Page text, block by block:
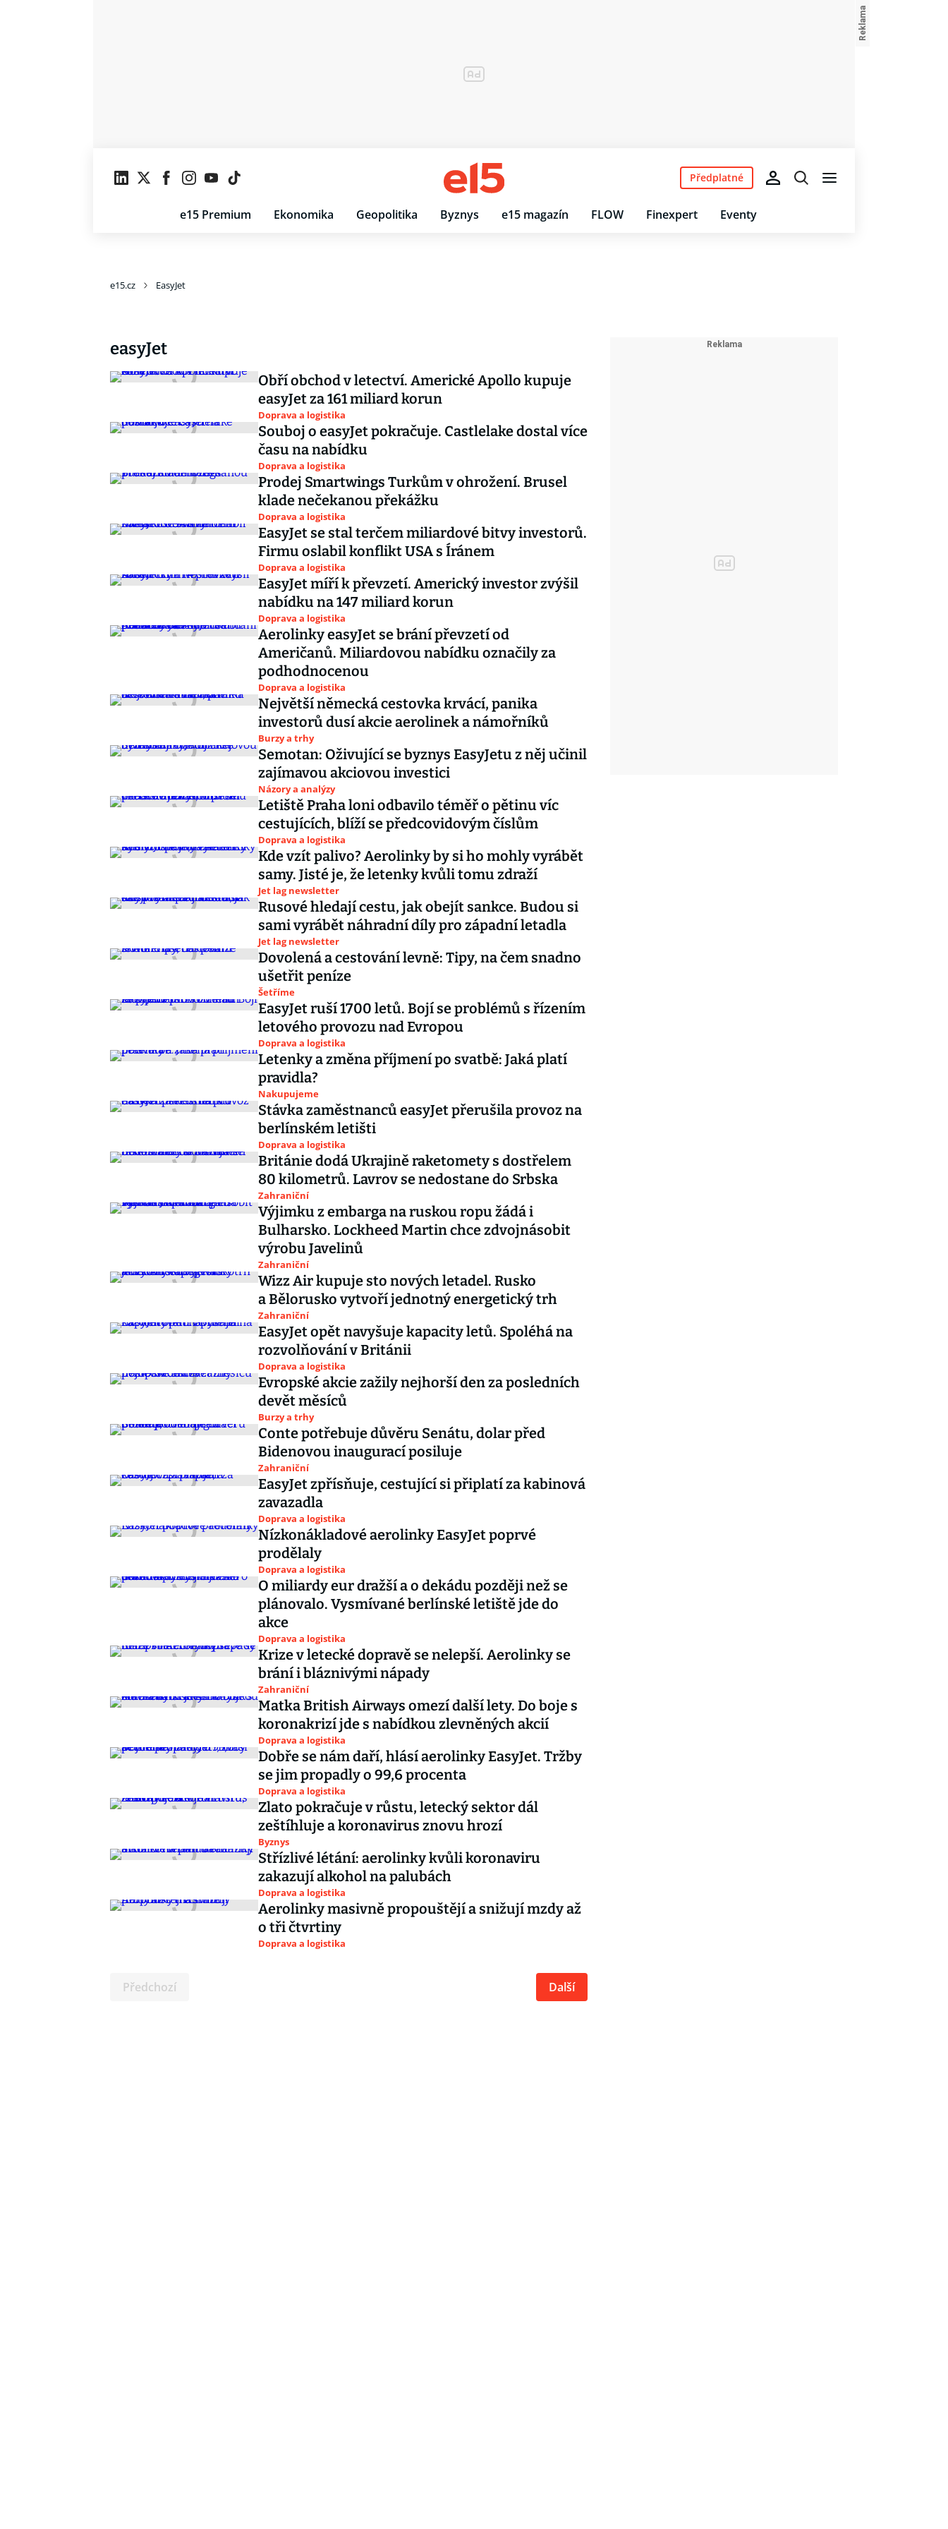
e15 Premium Ekonomika Geopolitika Byznys e15 magazín FLOW Finexpert Eventy
Předplatné
e15.cz EasyJet
easyJet
Obří obchod v letectví. Americké Apollo kupuje
easyJet za 161 miliard korun
Doprava a logistika
Souboj o easyJet pokračuje. Castlelake dostal více
času na nabídku
Doprava a logistika
Prodej Smartwings Turkům v ohrožení. Brusel
klade nečekanou překážku
Doprava a logistika
EasyJet se stal terčem miliardové bitvy investorů.
Firmu oslabil konflikt USA s Íránem
Doprava a logistika
EasyJet míří k převzetí. Americký investor zvýšil
nabídku na 147 miliard korun
Doprava a logistika
Aerolinky easyJet se brání převzetí od
Američanů. Miliardovou nabídku označily za
podhodnocenou
Doprava a logistika
Největší německá cestovka krvácí, panika
investorů dusí akcie aerolinek a námořníků
Burzy a trhy
Semotan: Oživující se byznys EasyJetu z něj učinil
zajímavou akciovou investici
Názory a analýzy
Letiště Praha loni odbavilo téměř o pětinu víc
cestujících, blíží se předcovidovým číslům
Doprava a logistika
Kde vzít palivo? Aerolinky by si ho mohly vyrábět
samy. Jisté je, že letenky kvůli tomu zdraží
Jet lag newsletter
Rusové hledají cestu, jak obejít sankce. Budou si
sami vyrábět náhradní díly pro západní letadla
Jet lag newsletter
Dovolená a cestování levně: Tipy, na čem snadno
ušetřit peníze
Šetříme
EasyJet ruší 1700 letů. Bojí se problémů s řízením
letového provozu nad Evropou
Doprava a logistika
Letenky a změna příjmení po svatbě: Jaká platí
pravidla?
Nakupujeme
Stávka zaměstnanců easyJet přerušila provoz na
berlínském letišti
Doprava a logistika
Británie dodá Ukrajině raketomety s dostřelem
80 kilometrů. Lavrov se nedostane do Srbska
Zahraniční
Výjimku z embarga na ruskou ropu žádá i
Bulharsko. Lockheed Martin chce zdvojnásobit
výrobu Javelinů
Zahraniční
Wizz Air kupuje sto nových letadel. Rusko
a Bělorusko vytvoří jednotný energetický trh
Zahraniční
EasyJet opět navyšuje kapacity letů. Spoléhá na
rozvolňování v Británii
Doprava a logistika
Evropské akcie zažily nejhorší den za posledních
devět měsíců
Burzy a trhy
Conte potřebuje důvěru Senátu, dolar před
Bidenovou inaugurací posiluje
Zahraniční
EasyJet zpřísňuje, cestující si připlatí za kabinová
zavazadla
Doprava a logistika
Nízkonákladové aerolinky EasyJet poprvé
prodělaly
Doprava a logistika
O miliardy eur dražší a o dekádu později než se
plánovalo. Vysmívané berlínské letiště jde do
akce
Doprava a logistika
Krize v letecké dopravě se nelepší. Aerolinky se
brání i bláznivými nápady
Zahraniční
Matka British Airways omezí další lety. Do boje s
koronakrizí jde s nabídkou zlevněných akcií
Doprava a logistika
Dobře se nám daří, hlásí aerolinky EasyJet. Tržby
se jim propadly o 99,6 procenta
Doprava a logistika
Zlato pokračuje v růstu, letecký sektor dál
zeštíhluje a koronavirus znovu hrozí
Byznys
Střízlivé létání: aerolinky kvůli koronaviru
zakazují alkohol na palubách
Doprava a logistika
Aerolinky masivně propouštějí a snižují mzdy až
o tři čtvrtiny
Doprava a logistika
Předchozí Další